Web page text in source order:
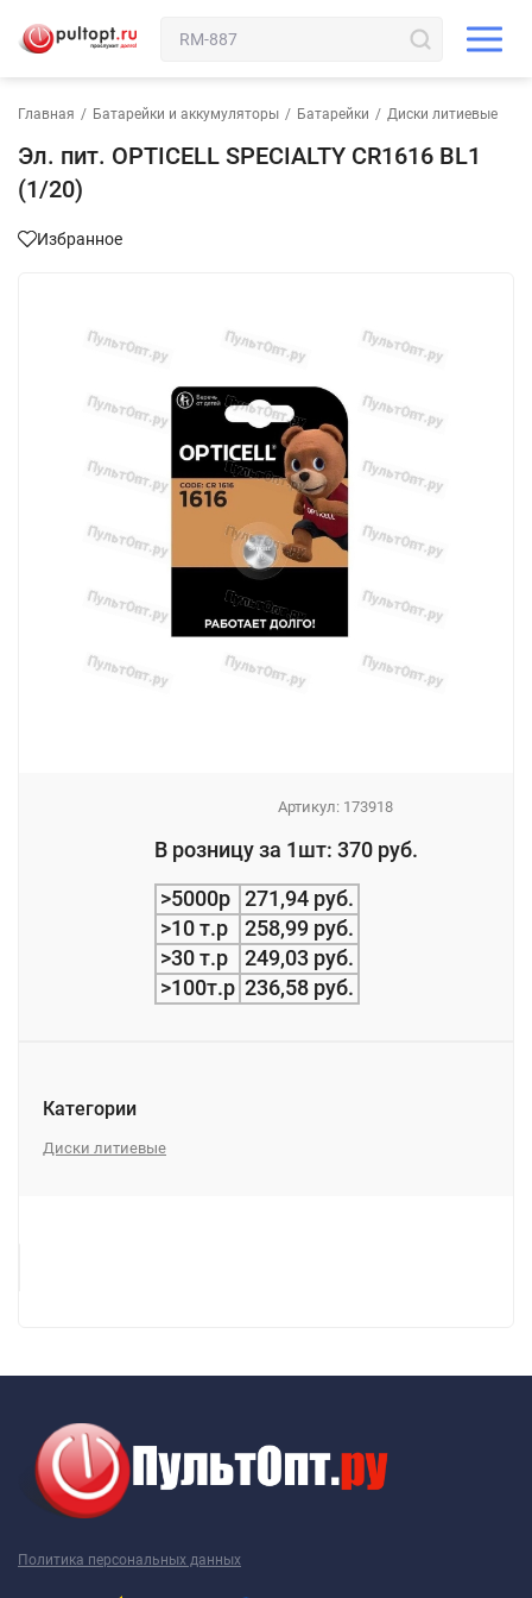
Главная / Батарейки и аккумуляторы / Батарейки / Диски литиевые
Эл. пит. OPTICELL SPECIALTY CR1616 BL1
(1/20)
Избранное
Артикул: 173918
В розницу за 1шт: 370 руб.
>5000р 271,94 руб.
>10 т.р
258,99 руб.
>30 т.р
249,03 руб.
>100т.р 236,58 руб.
Категории
Диски литиевые
Политика персональных данных